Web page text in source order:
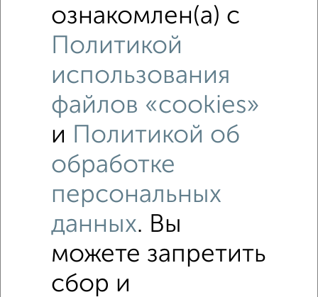
Рядом, с меньшей ценой
Недалеко от с ценой ниже
Студии квартиры
Поиск по схожим параметрам:
ознакомлен(а) с
Политикой
использования
файлов «cookies»
и Политикой об
обработке
персональных
данных. Вы
можете запретить
сбор и